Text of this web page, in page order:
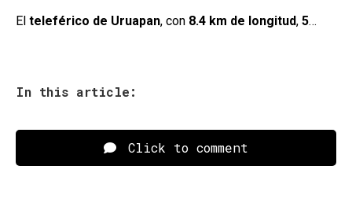
El teleférico de Uruapan, con 8.4 km de longitud, 5…
In this article:
Click to comment